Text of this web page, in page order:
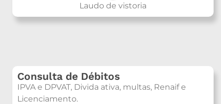
Laudo de vistoria
Consulta de Débitos
IPVA e DPVAT, Divida ativa, multas, Renaif e
Licenciamento.